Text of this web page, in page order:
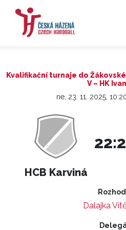
Kvalifikační turnaje do
V – HK
ne, 23. 11. 2025,
HCB Karviná
Dalajka